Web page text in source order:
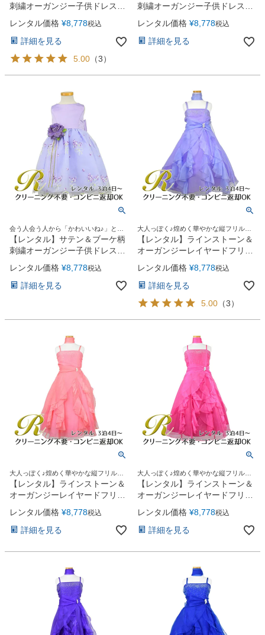
刺繍オーガンジー子供ドレス
(KD220)ピンク
レンタル価格 ¥8,778税込
詳細を見る
5.00 （3）
刺繍オーガンジー子供ドレス
(KD220)ブルー
レンタル価格 ¥8,778税込
詳細を見る
会う人会う人から「かわいいね♪」と言
ってもらえる
【レンタル】サテン＆ブーケ柄
刺繍オーガンジー子供ドレス
(KD220)ライラック
レンタル価格 ¥8,778税込
詳細を見る
大人っぽく♪煌めく華やかな縦フリルド
レス
【レンタル】ラインストーン＆
オーガンジーレイヤードフリル
子供ドレス(HC734)ライラック
レンタル価格 ¥8,778税込
詳細を見る
5.00 （3）
大人っぽく♪煌めく華やかな縦フリルド
レス
【レンタル】ラインストーン＆
オーガンジーレイヤードフリル
子供ドレス(HC734)コーラル
レンタル価格 ¥8,778税込
詳細を見る
大人っぽく♪煌めく華やかな縦フリルド
レス
【レンタル】ラインストーン＆
オーガンジーレイヤードフリル
子供ドレス(HC734)フクシア
レンタル価格 ¥8,778税込
詳細を見る